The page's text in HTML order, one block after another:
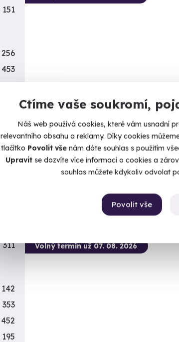
Ctíme vaše soukromí,
Náš web používá cookies, které vám usnadní
relevantního obsahu a reklamy. Díky cookies
tlačítko Povolit vše nám dáte souhlas s použitím
Upravitse dozvíte více informací o cookies a
souhlas můžete kdykoliv odvolat
Povolit vše
Zážitková střelba:
Nálož 130 nábojů z 24 různých zbraní!
Velká Bíteš (okres Žďár nad Sázavou)
(+ 28 dalších lokalit)
Volný termín už 07. 08. 2026
151
256
453
378
294
450
56
311
142
353
452
195